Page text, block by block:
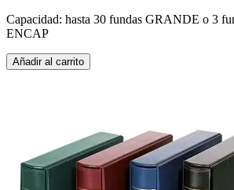
Capacidad: hasta 30 fundas GRANDE o 3
ENCAP
Añadir al carrito